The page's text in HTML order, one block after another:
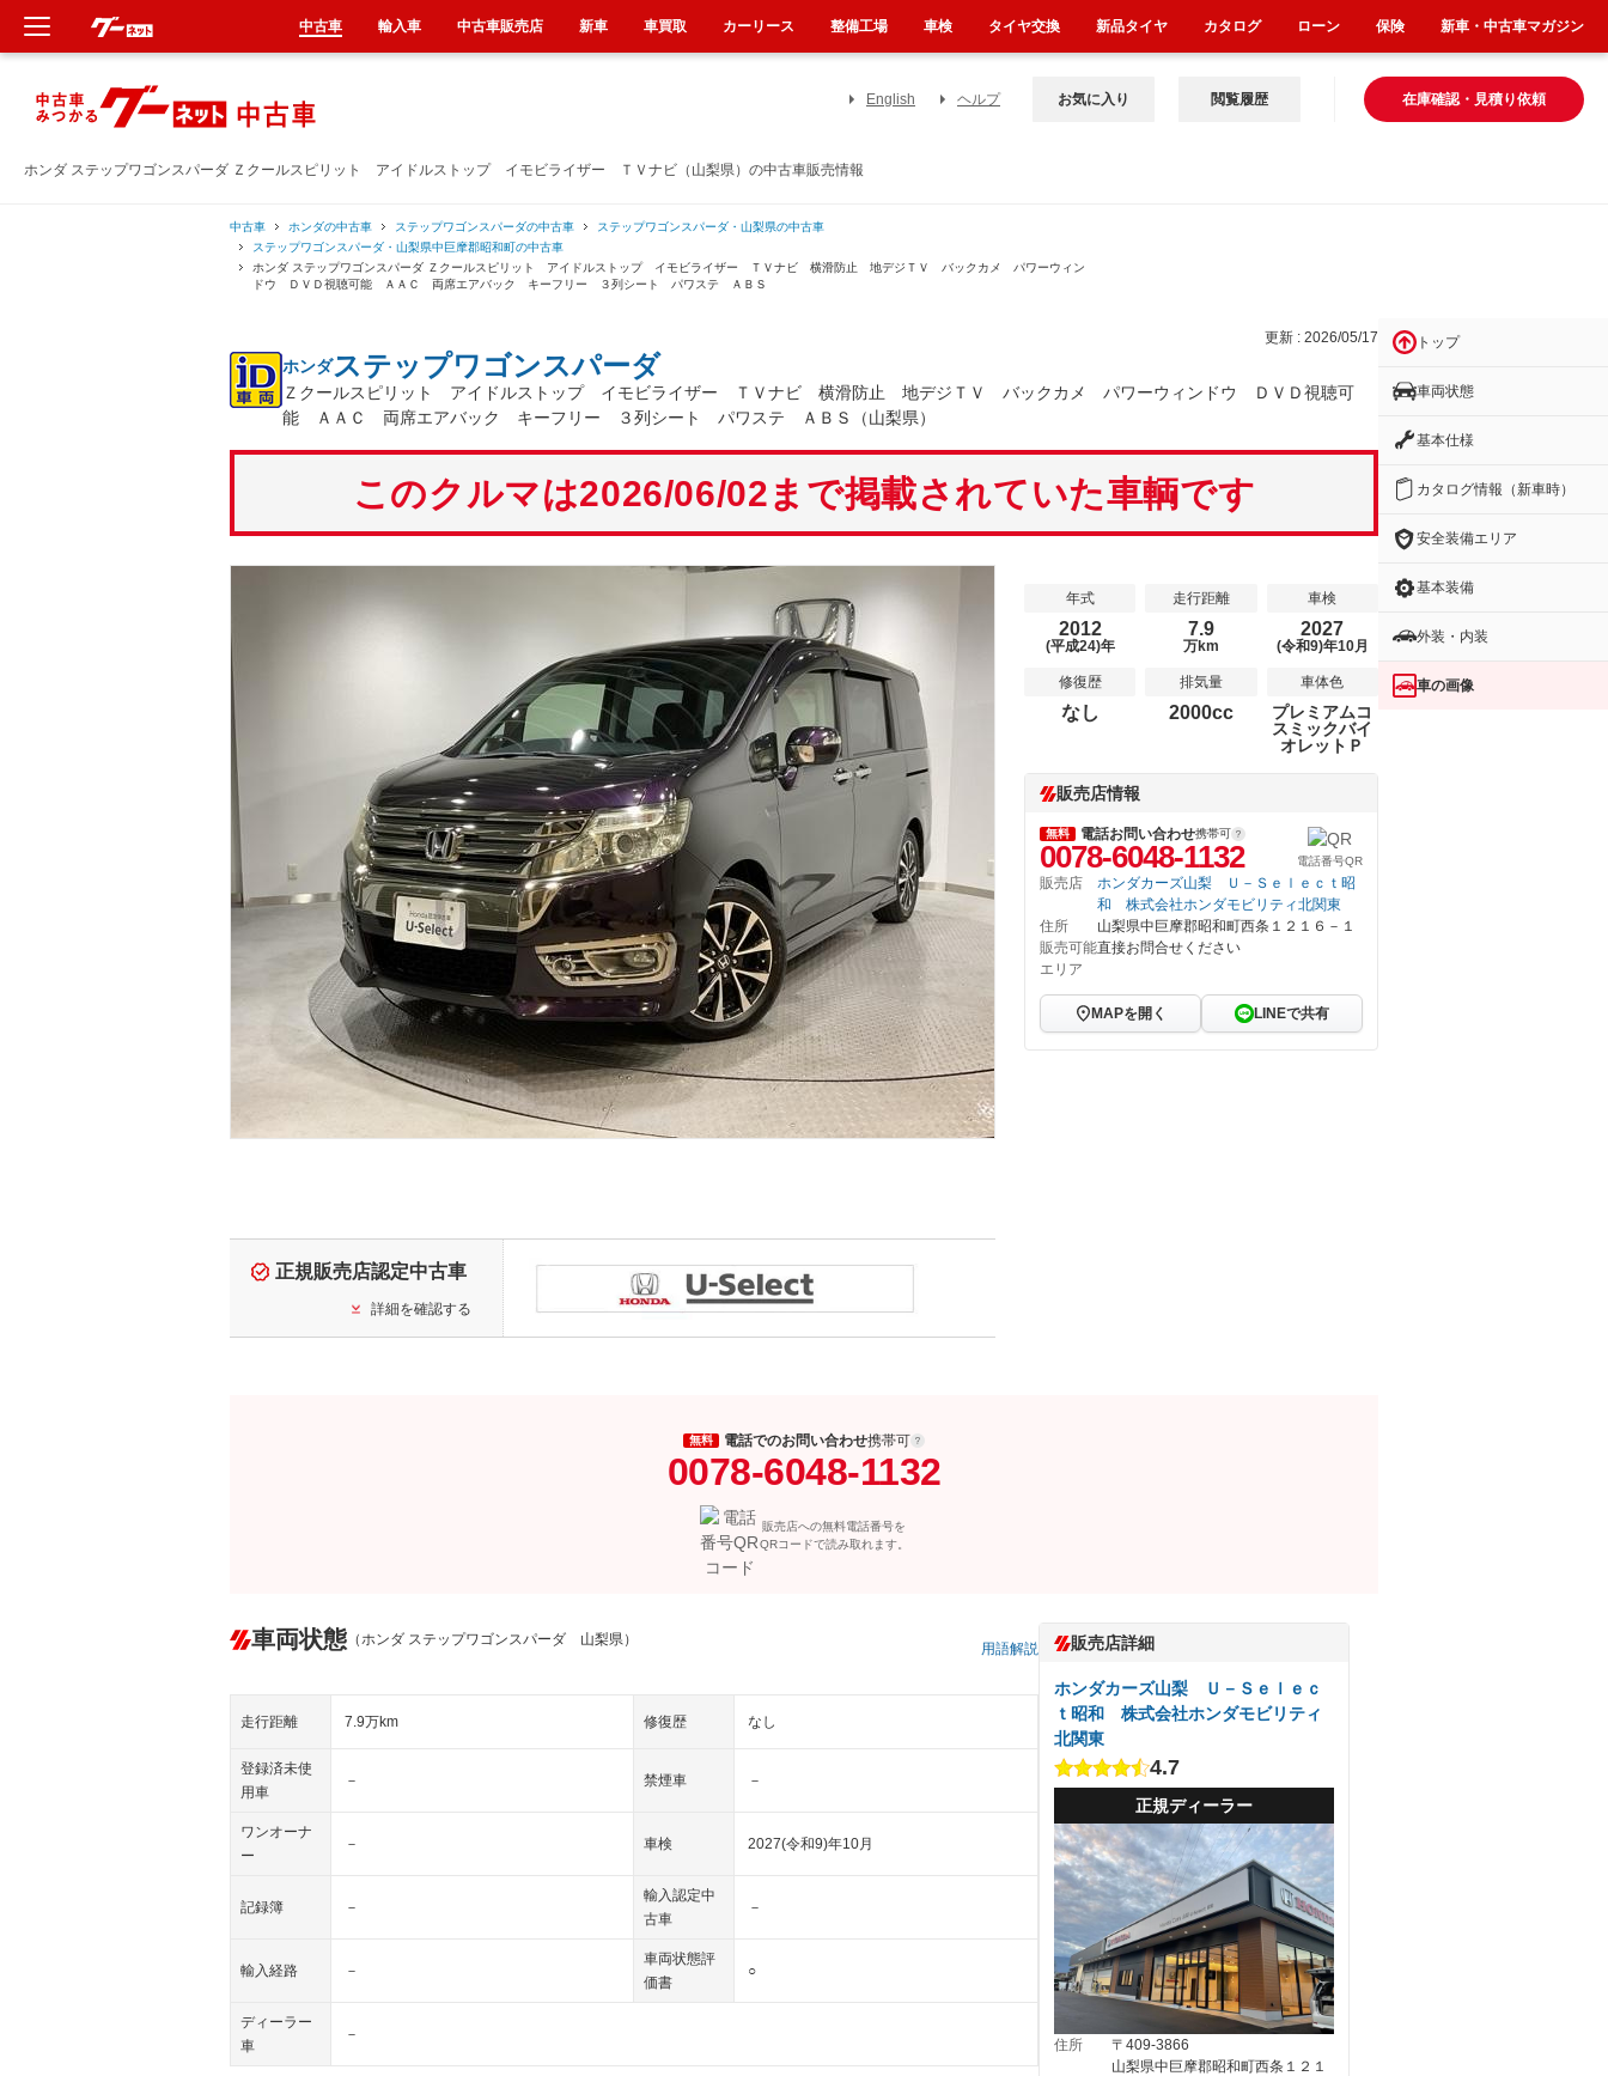
ホンダ ステップワゴンスパーダ Ｚクールスピリット アイドルストップ イモビライザー ＴＶナビ（山梨県）の中古車販売情報
English ヘルプ 在庫確認・見積り依頼
お気に入り 閲覧履歴
中古車 ホンダの中古車 ステップワゴンスパーダの中古車
ステップワゴンスパーダ・山梨県の中古車
ステップワゴンスパーダ・山梨県中巨摩郡昭和町の中古車
ホンダ ステップワゴンスパーダ Ｚクールスピリット アイドルストップ イモビライザー ＴＶナビ 横滑防止 地デジＴＶ バックカメ パワーウィン
ドウ ＤＶＤ視聴可能 ＡＡＣ 両席エアバック キーフリー ３列シート パワステ ＡＢＳ
更新 : 2026/05/17
ホンダステップワゴンスパーダ
Ｚクールスピリット アイドルストップ イモビライザー ＴＶナビ 横滑防止 地デジＴＶ バックカメ パワーウィンドウ ＤＶＤ視聴可
能 ＡＡＣ 両席エアバック キーフリー ３列シート パワステ ＡＢＳ（山梨県）
このクルマは2026/06/02まで掲載されていた車輌です
正規販売店認定中古車
詳細を確認する
年式
2012
(平成24)年
走行距離
7.9
万km
車検
2027
(令和9)年10月
修復歴
なし
排気量
2000cc
車体色
プレミアムコ
スミックバイ
オレットＰ
販売店情報
無料 電話お問い合わせ携帯可
0078-6048-1132 電話番号QR
販売店
ホンダカーズ山梨 Ｕ－Ｓｅｌｅｃｔ昭
和 株式会社ホンダモビリティ北関東
住所
山梨県中巨摩郡昭和町西条１２１６－１
販売可能
エリア
直接お問合せください
MAPを開く LINEで共有
無料 電話でのお問い合わせ携帯可
0078-6048-1132
販売店への無料電話番号を
QRコードで読み取れます。
車両状態 （ホンダ ステップワゴンスパーダ 山梨県）
用語解説
走行距離 7.9万km 修復歴 なし
登録済未使
用車
－ 禁煙車 －
ワンオーナ
ー
－ 車検 2027(令和9)年10月
記録簿 －
輸入認定中
古車
－
輸入経路 －
車両状態評
価書
○
ディーラー
車
－
販売店詳細
ホンダカーズ山梨 Ｕ－Ｓｅｌｅｃ
ｔ昭和 株式会社ホンダモビリティ
北関東
4.7
正規ディーラー
住所
〒409-3866
山梨県中巨摩郡昭和町西条１２１
トップ
車両状態
基本仕様
カタログ情報（新車時）
安全装備エリア
基本装備
外装・内装
車の画像
中古車 輸入車 中古車販売店 新車 車買取 カーリース 整備工場 車検 タイヤ交換 新品タイヤ カタログ ローン 保険 新車・中古車マガジン
新車
中古車